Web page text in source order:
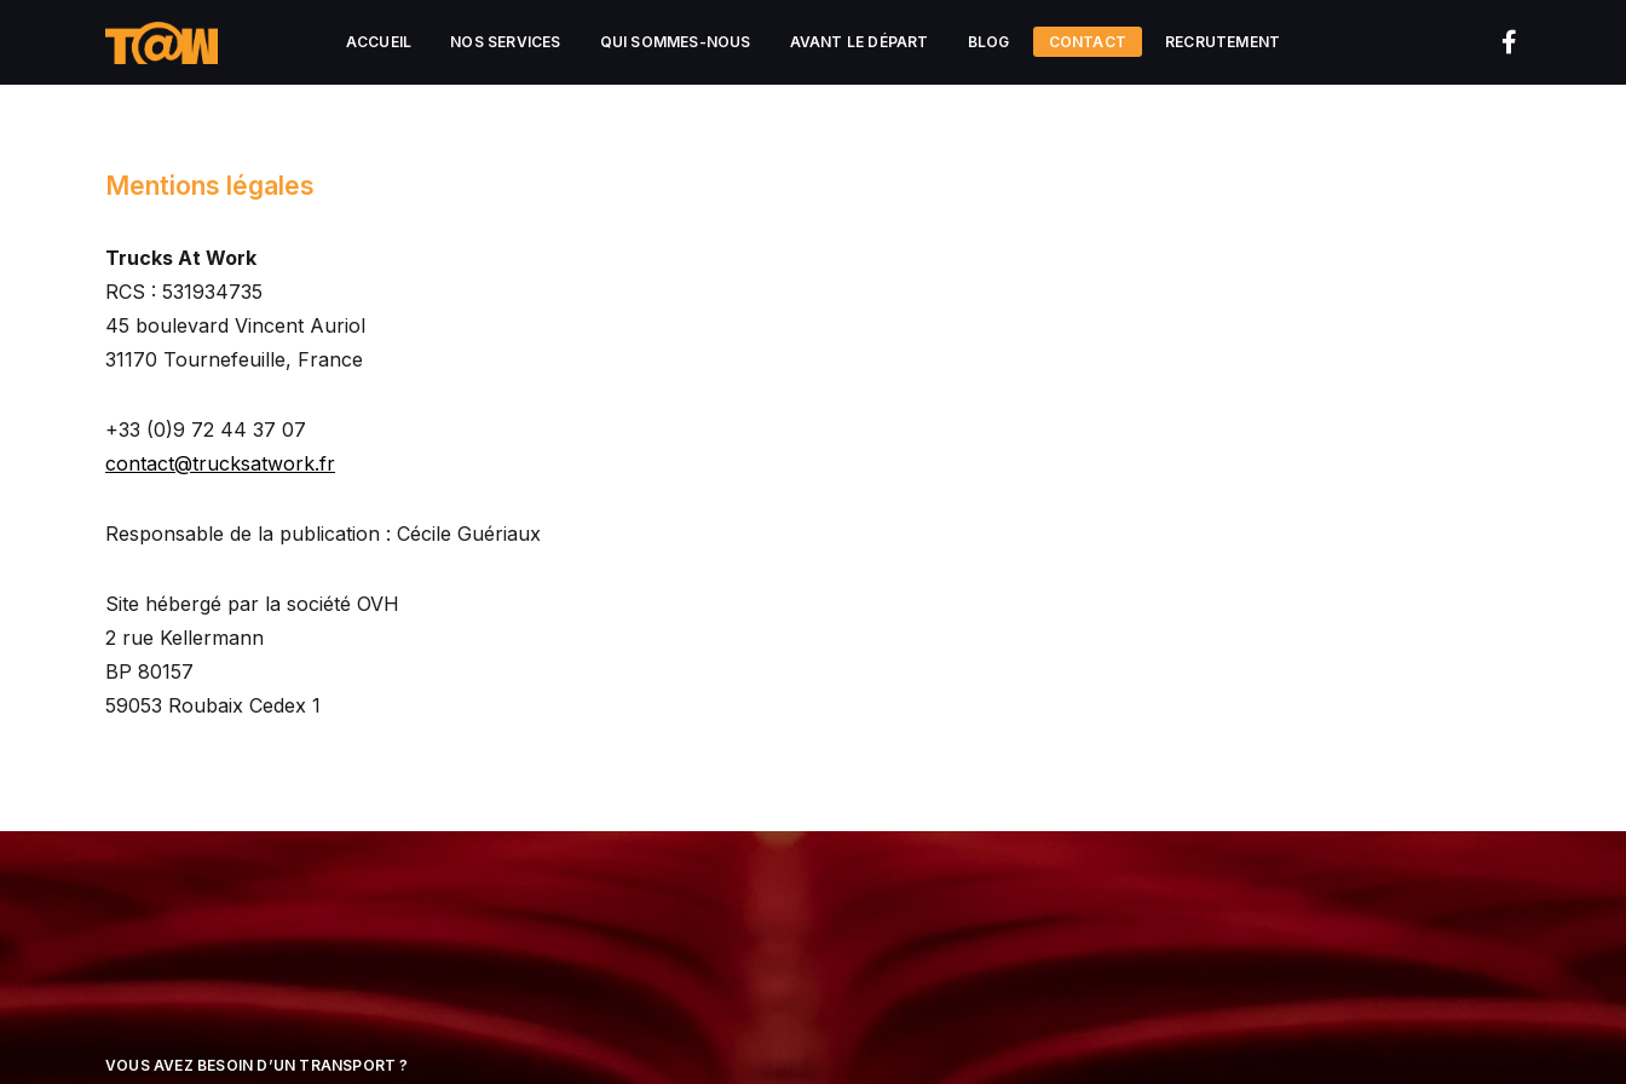
ACCUEIL NOS SERVICES QUI SOMMES-NOUS AVANT LE DÉPART BLOG CONTACT RECRUTEMENT
Mentions légales
Trucks At Work
RCS : 531934735
45 boulevard Vincent Auriol
31170 Tournefeuille, France
+33 (0)9 72 44 37 07
contact@trucksatwork.fr
Responsable de la publication : Cécile Guériaux
Site hébergé par la société OVH
2 rue Kellermann
BP 80157
59053 Roubaix Cedex 1
VOUS AVEZ BESOIN D’UN TRANSPORT ?